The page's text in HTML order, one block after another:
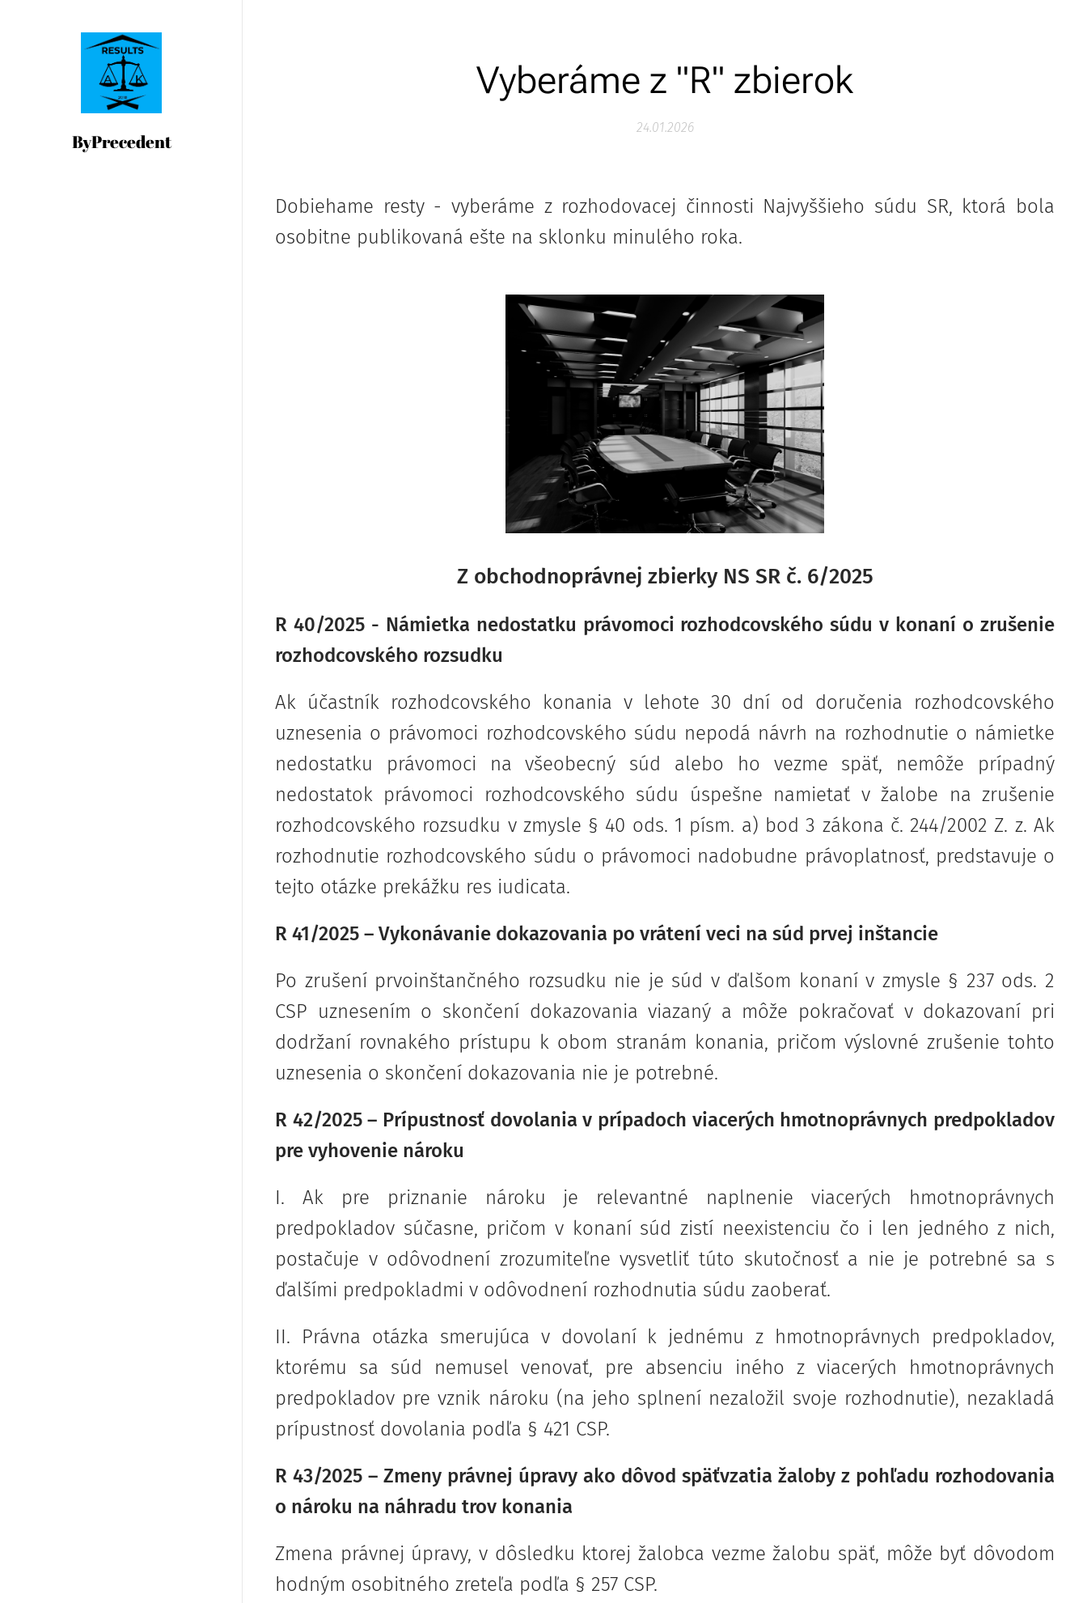
ByPrecedent
Vyberáme z "R" zbierok
24.01.2026
Dobiehame resty - vyberáme z rozhodovacej činnosti Najvyššieho súdu SR, ktorá bola
osobitne publikovaná ešte na sklonku minulého roka.
Z obchodnoprávnej zbierky NS SR č. 6/2025
R 40/2025 - Námietka nedostatku právomoci rozhodcovského súdu v konaní o zrušenie
rozhodcovského rozsudku
Ak účastník rozhodcovského konania v lehote 30 dní od doručenia rozhodcovského
uznesenia o právomoci rozhodcovského súdu nepodá návrh na rozhodnutie o námietke
nedostatku právomoci na všeobecný súd alebo ho vezme späť, nemôže prípadný
nedostatok právomoci rozhodcovského súdu úspešne namietať v žalobe na zrušenie
rozhodcovského rozsudku v zmysle § 40 ods. 1 písm. a) bod 3 zákona č. 244/2002 Z. z. Ak
rozhodnutie rozhodcovského súdu o právomoci nadobudne právoplatnosť, predstavuje o
tejto otázke prekážku res iudicata.
R 41/2025 – Vykonávanie dokazovania po vrátení veci na súd prvej inštancie
Po zrušení prvoinštančného rozsudku nie je súd v ďalšom konaní v zmysle § 237 ods. 2
CSP uznesením o skončení dokazovania viazaný a môže pokračovať v dokazovaní pri
dodržaní rovnakého prístupu k obom stranám konania, pričom výslovné zrušenie tohto
uznesenia o skončení dokazovania nie je potrebné.
R 42/2025 – Prípustnosť dovolania v prípadoch viacerých hmotnoprávnych predpokladov
pre vyhovenie nároku
I. Ak pre priznanie nároku je relevantné naplnenie viacerých hmotnoprávnych
predpokladov súčasne, pričom v konaní súd zistí neexistenciu čo i len jedného z nich,
postačuje v odôvodnení zrozumiteľne vysvetliť túto skutočnosť a nie je potrebné sa s
ďalšími predpokladmi v odôvodnení rozhodnutia súdu zaoberať.
II. Právna otázka smerujúca v dovolaní k jednému z hmotnoprávnych predpokladov,
ktorému sa súd nemusel venovať, pre absenciu iného z viacerých hmotnoprávnych
predpokladov pre vznik nároku (na jeho splnení nezaložil svoje rozhodnutie), nezakladá
prípustnosť dovolania podľa § 421 CSP.
R 43/2025 – Zmeny právnej úpravy ako dôvod späťvzatia žaloby z pohľadu rozhodovania
o nároku na náhradu trov konania
Zmena právnej úpravy, v dôsledku ktorej žalobca vezme žalobu späť, môže byť dôvodom
hodným osobitného zreteľa podľa § 257 CSP.